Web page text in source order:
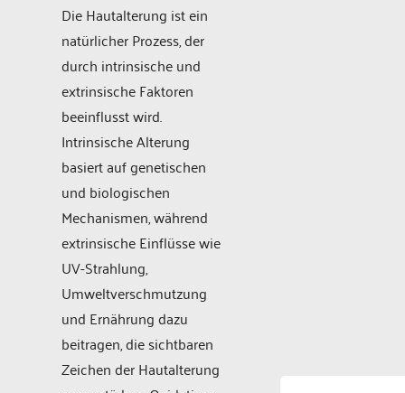
Die Hautalterung ist ein
natürlicher Prozess, der
durch intrinsische und
extrinsische Faktoren
beeinflusst wird.
Intrinsische Alterung
basiert auf genetischen
und biologischen
Mechanismen, während
extrinsische Einflüsse wie
UV-Strahlung,
Umweltverschmutzung
und Ernährung dazu
beitragen, die sichtbaren
Zeichen der Hautalterung